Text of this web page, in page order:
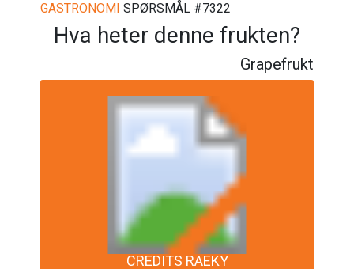
GASTRONOMI SPØRSMÅL #7322
Hva heter denne frukten?
Grapefrukt
CREDITS RAEKY